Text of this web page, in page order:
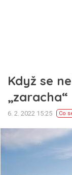
Když se
„zaracha“
6. 2. 2022 15:25 Co